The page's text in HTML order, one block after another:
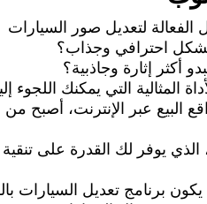
لتعديل صور السيارات
احترافي وجذاب؟
إثارة وجاذبية؟
المثالية التي يمكنك اللجوء
عبر الإنترنت، أصبح من
الذي يوفر لك القدرة على
برنامج تعديل السيارات